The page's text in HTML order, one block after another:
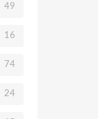
49
16
74
24